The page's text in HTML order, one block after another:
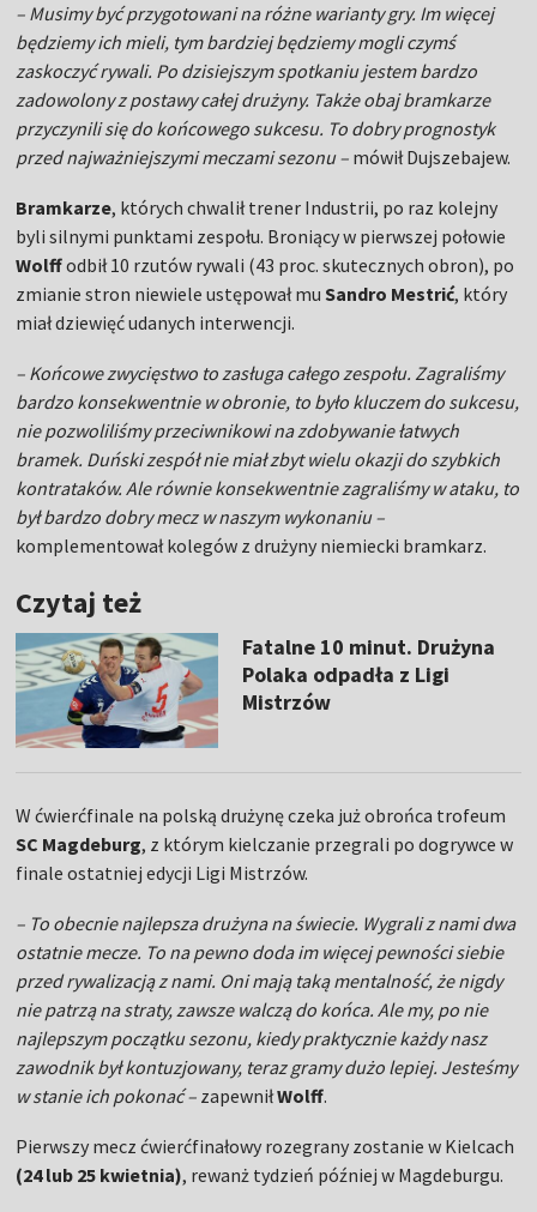
– Musimy być przygotowani na różne warianty gry. Im więcej
będziemy ich mieli, tym bardziej będziemy mogli czymś
zaskoczyć rywali. Po dzisiejszym spotkaniu jestem bardzo
zadowolony z postawy całej drużyny. Także obaj bramkarze
przyczynili się do końcowego sukcesu. To dobry prognostyk
przed najważniejszymi meczami sezonu – mówił Dujszebajew.
Bramkarze, których chwalił trener Industrii, po raz kolejny
byli silnymi punktami zespołu. Broniący w pierwszej połowie
Wolffodbił 10 rzutów rywali (43 proc. skutecznych obron), po
zmianie stron niewiele ustępował muSandro Mestrić, który
miał dziewięć udanych interwencji.
– Końcowe zwycięstwo to zasługa całego zespołu. Zagraliśmy
bardzo konsekwentnie w obronie, to było kluczem do sukcesu,
nie pozwoliliśmy przeciwnikowi na zdobywanie łatwych
bramek. Duński zespół nie miał zbyt wielu okazji do szybkich
kontrataków. Ale równie konsekwentnie zagraliśmy w ataku, to
był bardzo dobry mecz w naszym wykonaniu –
komplementował kolegów z drużyny niemiecki bramkarz.
Czytaj też
Fatalne 10 minut. Drużyna
Polaka odpadła z Ligi
Mistrzów
W ćwierćfinale na polską drużynę czeka już obrońca trofeum
SC Magdeburg, z którym kielczanie przegrali po dogrywce w
finale ostatniej edycji Ligi Mistrzów.
– To obecnie najlepsza drużyna na świecie. Wygrali z nami dwa
ostatnie mecze. To na pewno doda im więcej pewności siebie
przed rywalizacją z nami. Oni mają taką mentalność, że nigdy
nie patrzą na straty, zawsze walczą do końca. Ale my, po nie
najlepszym początku sezonu, kiedy praktycznie każdy nasz
zawodnik był kontuzjowany, teraz gramy dużo lepiej. Jesteśmy
w stanie ich pokonać – zapewniłWolff.
Pierwszy mecz ćwierćfinałowy rozegrany zostanie w Kielcach
(24 lub 25 kwietnia), rewanż tydzień później w Magdeburgu.